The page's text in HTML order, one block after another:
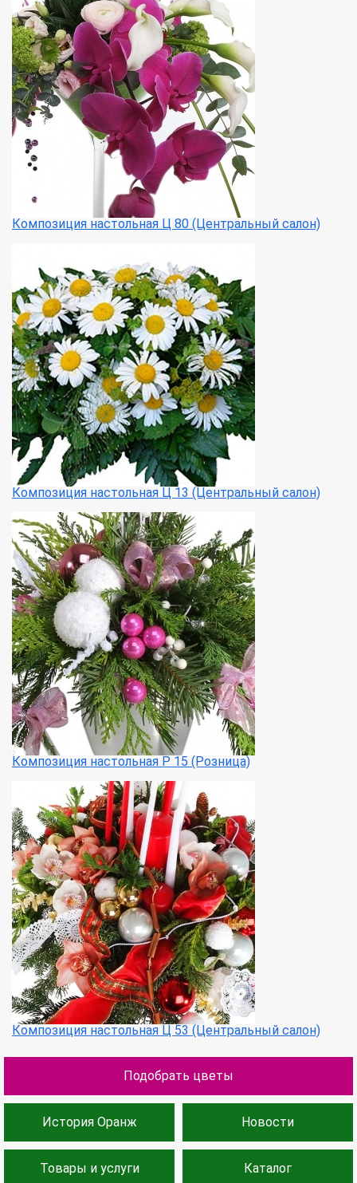
Композиция настольная Ц 80 (Центральный салон)
Композиция настольная Ц 13 (Центральный салон)
Композиция настольная Р 15 (Розница)
Композиция настольная Ц 53 (Центральный салон)
Подобрать цветы
История Оранж Новости
Товары и услуги Каталог